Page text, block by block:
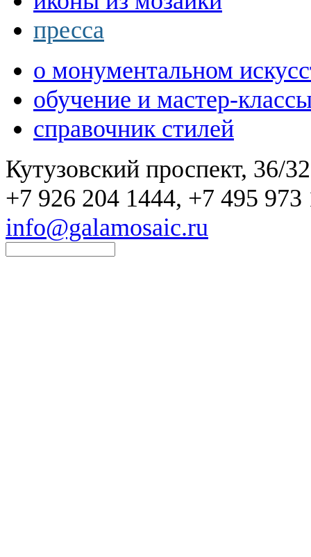
пресса
о монументальном
обучение и мастер-
справочник стилей
Кутузовский проспект, 36/
+7 926 204 1444, +7 495 973
info@galamosaic.ru